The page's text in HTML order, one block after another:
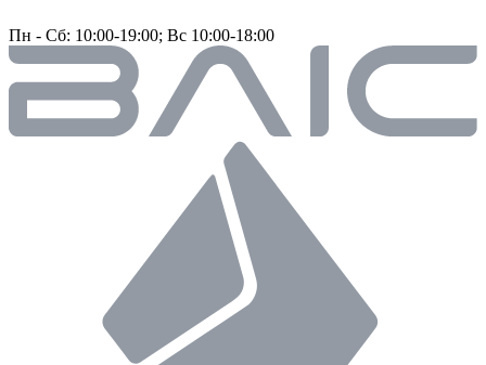
Пн - Сб: 10:00-19:00; Вс 10:00-18:00